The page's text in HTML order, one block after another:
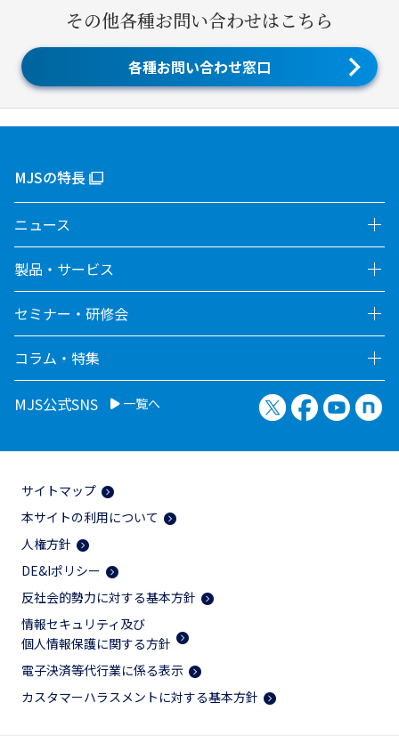
その他各種お問い合わせはこちら
各種お問い合わせ窓口
MJSの特長
ニュース
製品・サービス
セミナー・研修会
コラム・特集
MJS公式SNS 一覧へ X（旧Twitter）
Facebook
サイトマップ
本サイトの利用について
人権方針
DE&Iポリシー
反社会的勢力に対する基本方針
情報セキュリティ及び
個人情報保護に関する方針
電子決済等代行業に係る表示
カスタマーハラスメントに対する基本方針